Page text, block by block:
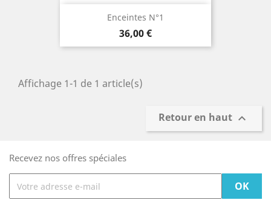
Enceintes N°1
Prix
36,00 €
Affichage 1-1 de 1 article(s)
Retour en haut 
Recevez nos offres spéciales